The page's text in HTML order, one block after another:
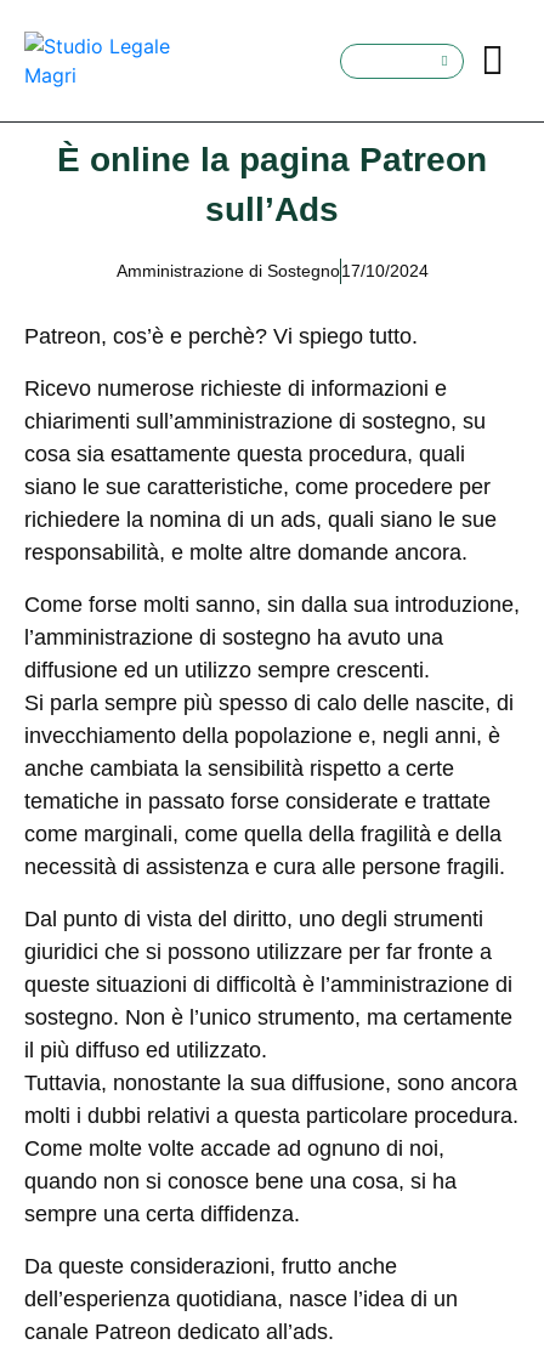
È online la pagina Patreon
sull’Ads
Amministrazione di Sostegno17/10/2024
Patreon, cos’è e perchè? Vi spiego tutto.
Ricevo numerose richieste di informazioni e
chiarimenti sull’amministrazione di sostegno, su
cosa sia esattamente questa procedura, quali
siano le sue caratteristiche, come procedere per
richiedere la nomina di un ads, quali siano le sue
responsabilità, e molte altre domande ancora.
Come forse molti sanno, sin dalla sua introduzione,
l’amministrazione di sostegno ha avuto una
diffusione ed un utilizzo sempre crescenti.
Si parla sempre più spesso di calo delle nascite, di
invecchiamento della popolazione e, negli anni, è
anche cambiata la sensibilità rispetto a certe
tematiche in passato forse considerate e trattate
come marginali, come quella della fragilità e della
necessità di assistenza e cura alle persone fragili.
Dal punto di vista del diritto, uno degli strumenti
giuridici che si possono utilizzare per far fronte a
queste situazioni di difficoltà è l’amministrazione di
sostegno. Non è l’unico strumento, ma certamente
il più diffuso ed utilizzato.
Tuttavia, nonostante la sua diffusione, sono ancora
molti i dubbi relativi a questa particolare procedura.
Come molte volte accade ad ognuno di noi,
quando non si conosce bene una cosa, si ha
sempre una certa diffidenza.
Da queste considerazioni, frutto anche
dell’esperienza quotidiana, nasce l’idea di un
canale Patreon dedicato all’ads.